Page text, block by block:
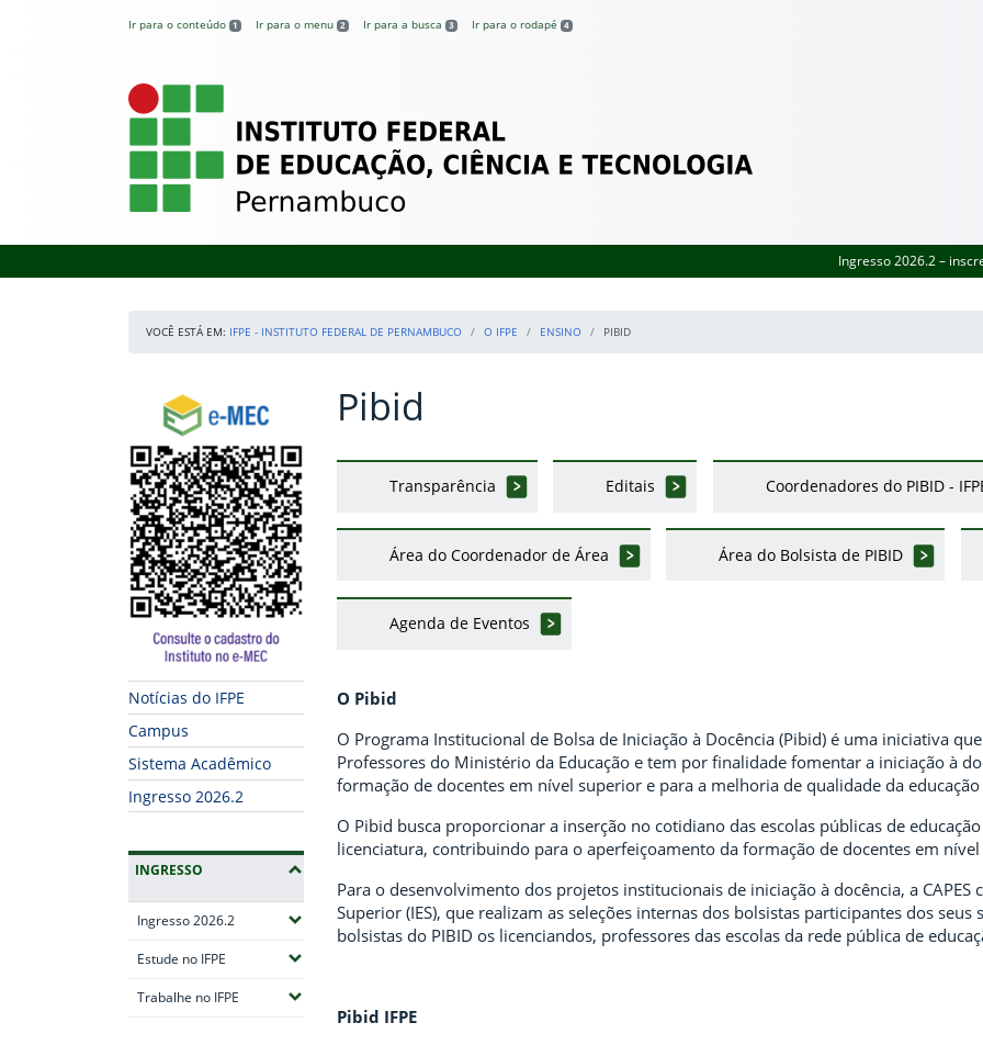
Ir para o conteúdo 1 Ir para o menu 2 Ir para a busca 3 Ir para o rodapé 4
IFPE – Instituto Federal de Pernambuco
Ingresso 2026.2 –
VOCÊ ESTÁ EM: IFPE - INSTITUTO FEDERAL DE PERNAMBUCO O IFPE ENSINO PIBID
Início da navegação
Consulte o cadastro do Instituto no e-MEC
Notícias do IFPE
Campus
Sistema Acadêmico
Ingresso 2026.2
INGRESSO
Ingresso 2026.2 (Expandir submenus)
Estude no IFPE (Expandir submenus)
Trabalhe no IFPE (Expandir submenus)
Início do conteúdo
Pibid
Transparência Editais Coordenadores do PIBID -
Área do Coordenador de Área Área do Bolsista de PIBID
Agenda de Eventos
O Pibid
O Programa Institucional de Bolsa de Iniciação à Docência (Pibid) é uma iniciativa
Professores do Ministério da Educação e tem por finalidade fomentar a iniciação à
formação de docentes em nível superior e para a melhoria de qualidade da
O Pibid busca proporcionar a inserção no cotidiano das escolas públicas de
licenciatura, contribuindo para o aperfeiçoamento da formação de docentes em
Para o desenvolvimento dos projetos institucionais de iniciação à docência, a CAPES
Superior (IES), que realizam as seleções internas dos bolsistas participantes dos
bolsistas do PIBID os licenciandos, professores das escolas da rede pública de
Pibid IFPE